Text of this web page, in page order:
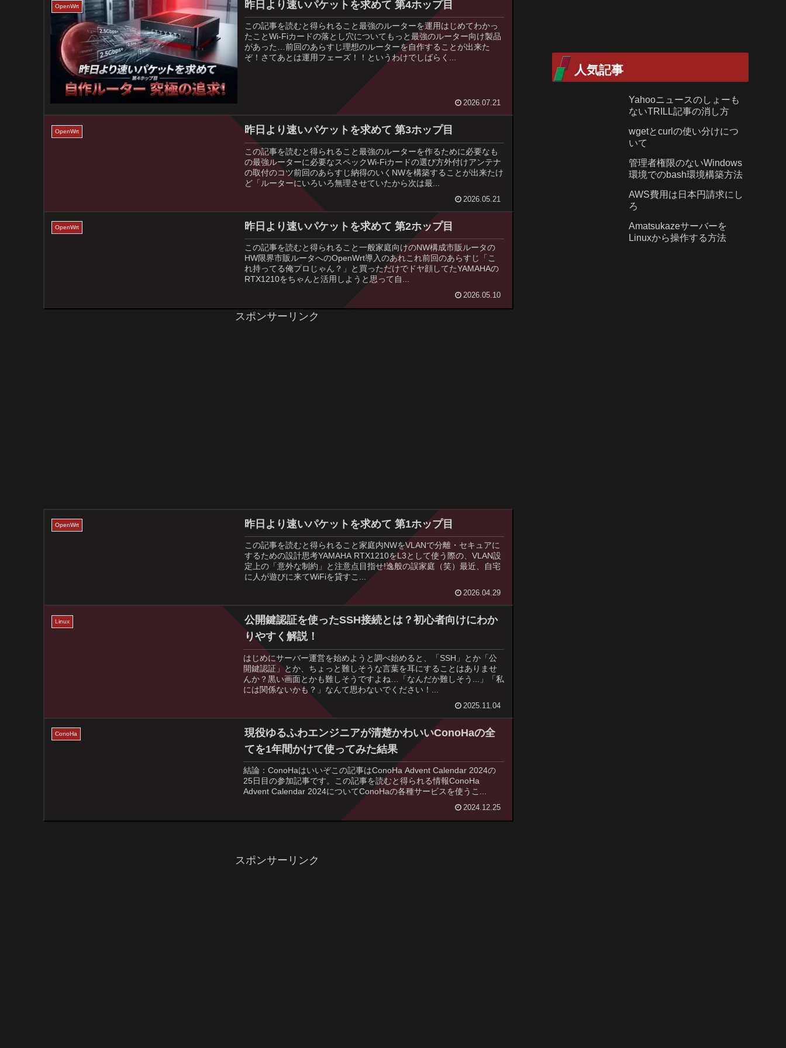
OpenWrt 昨日より速いパケットを求めて 第4ホップ目
この記事を読むと得られること最強のルーターを運用はじめてわかっ
たことWi-Fiカードの落とし穴についてもっと最強のルーター向け製品
があった…前回のあらすじ理想のルーターを自作することが出来た
ぞ！さてあとは運用フェーズ！！というわけでしばらく...
2026.07.21
OpenWrt 昨日より速いパケットを求めて 第3ホップ目
この記事を読むと得られること最強のルーターを作るために必要なも
の最強ルーターに必要なスペックWi-Fiカードの選び方外付けアンテナ
の取付のコツ前回のあらすじ納得のいくNWを構築することが出来たけ
ど「ルーターにいろいろ無理させていたから次は最...
2026.05.21
OpenWrt 昨日より速いパケットを求めて 第2ホップ目
この記事を読むと得られること一般家庭向けのNW構成市販ルータの
HW限界市販ルータへのOpenWrt導入のあれこれ前回のあらすじ「こ
れ持ってる俺プロじゃん？」と買っただけでドヤ顔してたYAMAHAの
RTX1210をちゃんと活用しようと思って自...
2026.05.10
スポンサーリンク
OpenWrt 昨日より速いパケットを求めて 第1ホップ目
この記事を読むと得られること家庭内NWをVLANで分離・セキュアに
するための設計思考YAMAHA RTX1210をL3として使う際の、VLAN設
定上の「意外な制約」と注意点目指せ!逸般の誤家庭（笑）最近、自宅
に人が遊びに来てWiFiを貸すこ...
2026.04.29
Linux
公開鍵認証を使ったSSH接続とは？初心者向けにわか
りやすく解説！
はじめにサーバー運営を始めようと調べ始めると、「SSH」とか「公
開鍵認証」とか、ちょっと難しそうな言葉を耳にすることはありませ
んか？黒い画面とかも難しそうですよね…「なんだか難しそう...」「私
には関係ないかも？」なんて思わないでください！...
2025.11.04
ConoHa
現役ゆるふわエンジニアが清楚かわいいConoHaの全
てを1年間かけて使ってみた結果
結論：ConoHaはいいぞこの記事はConoHa Advent Calendar 2024の
25日目の参加記事です。この記事を読むと得られる情報ConoHa
Advent Calendar 2024についてConoHaの各種サービスを使うこ...
2024.12.25
スポンサーリンク
人気記事
Yahooニュースのしょーも
ないTRILL記事の消し方
wgetとcurlの使い分けにつ
いて
管理者権限のないWindows
環境でのbash環境構築方法
AWS費用は日本円請求にし
ろ
Amatsukazeサーバーを
Linuxから操作する方法